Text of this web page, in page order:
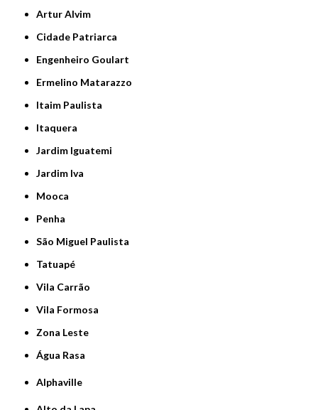
Artur Alvim
Cidade Patriarca
Engenheiro Goulart
Ermelino Matarazzo
Itaim Paulista
Itaquera
Jardim Iguatemi
Jardim Iva
Mooca
Penha
São Miguel Paulista
Tatuapé
Vila Carrão
Vila Formosa
Zona Leste
Água Rasa
Alphaville